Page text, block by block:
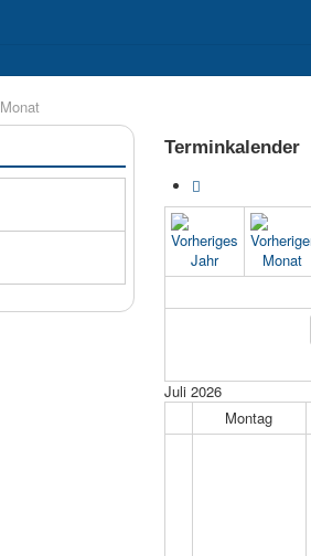
Terminkalender
Juli 2026
Montag